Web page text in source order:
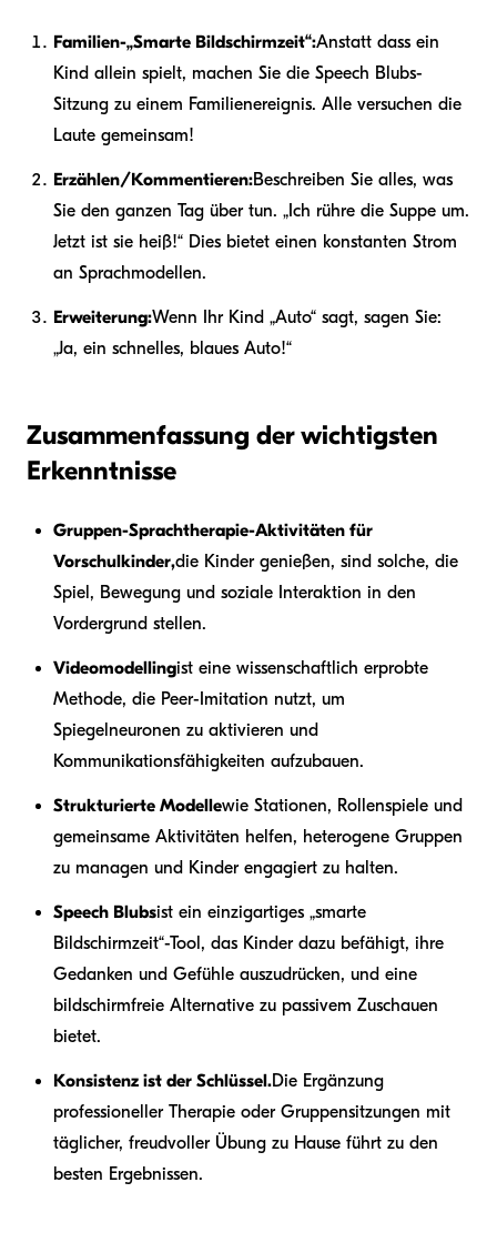
Familien-„Smarte Bildschirmzeit“:Anstatt dass ein
Kind allein spielt, machen Sie die Speech Blubs-
Sitzung zu einem Familienereignis. Alle versuchen die
Laute gemeinsam!
Erzählen/Kommentieren:Beschreiben Sie alles, was
Sie den ganzen Tag über tun. „Ich rühre die Suppe um.
Jetzt ist sie heiß!“ Dies bietet einen konstanten Strom
an Sprachmodellen.
Erweiterung:Wenn Ihr Kind „Auto“ sagt, sagen Sie:
„Ja, ein schnelles, blaues Auto!“
Zusammenfassung der wichtigsten
Erkenntnisse
Gruppen-Sprachtherapie-Aktivitäten für
Vorschulkinder,die Kinder genießen, sind solche, die
Spiel, Bewegung und soziale Interaktion in den
Vordergrund stellen.
Videomodellingist eine wissenschaftlich erprobte
Methode, die Peer-Imitation nutzt, um
Spiegelneuronen zu aktivieren und
Kommunikationsfähigkeiten aufzubauen.
Strukturierte Modellewie Stationen, Rollenspiele und
gemeinsame Aktivitäten helfen, heterogene Gruppen
zu managen und Kinder engagiert zu halten.
Speech Blubsist ein einzigartiges „smarte
Bildschirmzeit“-Tool, das Kinder dazu befähigt, ihre
Gedanken und Gefühle auszudrücken, und eine
bildschirmfreie Alternative zu passivem Zuschauen
bietet.
Konsistenz ist der Schlüssel.Die Ergänzung
professioneller Therapie oder Gruppensitzungen mit
täglicher, freudvoller Übung zu Hause führt zu den
besten Ergebnissen.